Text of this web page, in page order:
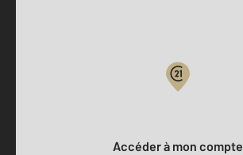
Accéder à mon compte